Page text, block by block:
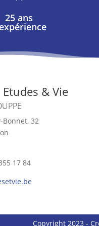
25 ans
& Vie
Bonnet, 32
17 84
Copyright 2023 -